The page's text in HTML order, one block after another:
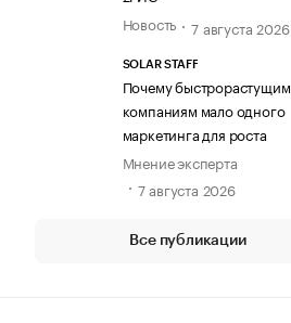
Новость
7 августа 2026
SOLAR STAFF
Почему быстрорастущим
компаниям мало одного
маркетинга для роста
Мнение эксперта
7 августа 2026
Все публикации